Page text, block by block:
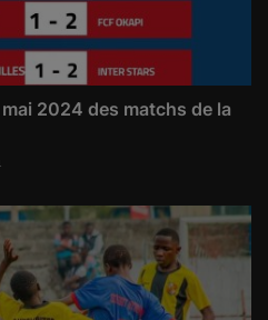
2024 des matchs de la